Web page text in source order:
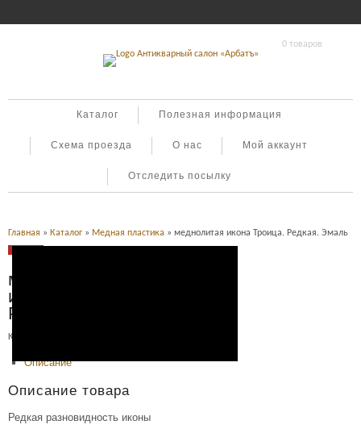
0 товаров
Каталог Полезная информация
Схема проезда О нас Мой аккаунт
Отследить посылку
Главная » Каталог » Медная пластика » меднолитая икона Троица. Редкая. Эмаль
Продано
меднолитая
икона Троица.
Редкая. Эмаль
Категория:
Описание
Описание товара
Редкая разновидность иконы